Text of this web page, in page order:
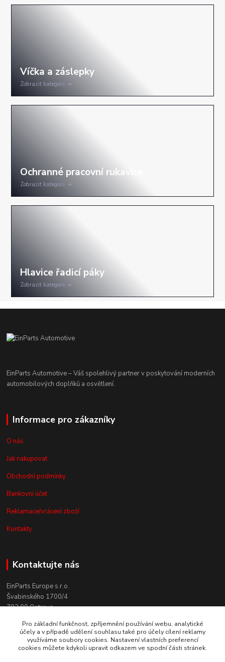
Zobrazit kategorii
Zobrazit kategorii
Zobrazit kategorii
EinParts Automotive – Váš spolehlivý partner v poskytování moderních
automobilových doplňků a osvětlení.
Informace pro zákazníky
O nás
Jak nakupovat
Obchodní podmínky
Bankovní účet
Reklamace/vrácení zboží
Kontakty
Kontaktujte nás
EinParts Europe s.r.o.
Švabinského 1700/4
702 00 Ostrava
+420 558 080 004
(po. - pá. 9:00-13:00)
obchod@einparts.cz
Pro základní funkčnost, zpříjemnění používání webu, analytické
účely a v případě udělení souhlasu také pro účely cílení reklamy
využíváme soubory cookies. Nastavení vlastních preferencí
cookies můžete kdykoli upravit odkazem ve spodní části stránek.